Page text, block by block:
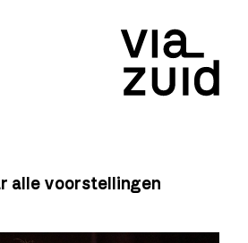
alle voorstellingen